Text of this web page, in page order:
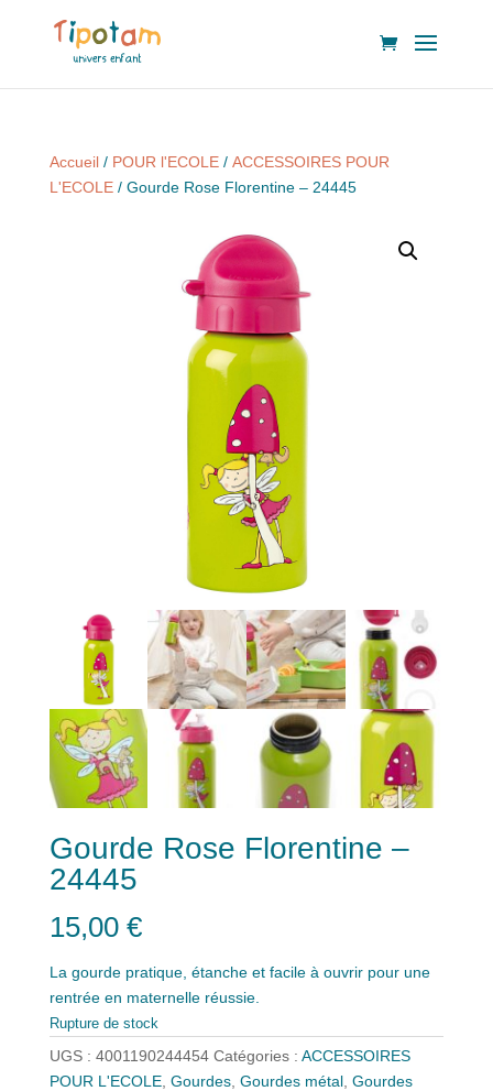
Accueil/ POUR l'ECOLE/ ACCESSOIRES POUR
L'ECOLE/ Gourde Rose Florentine – 24445
Gourde Rose Florentine –
24445
15,00 €
La gourde pratique, étanche et facile à ouvrir pour une
rentrée en maternelle réussie.
Rupture de stock
UGS : 4001190244454 Catégories : ACCESSOIRES
POUR L'ECOLE, Gourdes, Gourdes métal, Gourdes